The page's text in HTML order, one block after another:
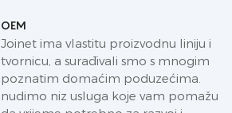
OEM
Joinet ima vlastitu proizvodnu liniju i
tvornicu, a surađivali smo s mnogim
poznatim domaćim poduzećima.
nudimo niz usluga koje vam pomažu